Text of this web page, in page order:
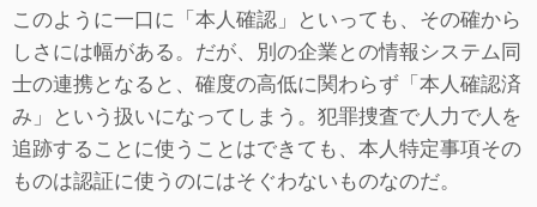
このように一口に「本人確認」といっても、その確から
しさには幅がある。だが、別の企業との情報システム同
士の連携となると、確度の高低に関わらず「本人確認済
み」という扱いになってしまう。犯罪捜査で人力で人を
追跡することに使うことはできても、本人特定事項その
ものは認証に使うのにはそぐわないものなのだ。